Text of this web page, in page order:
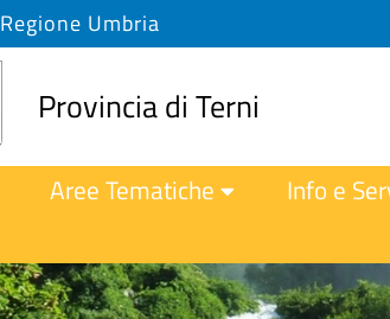
Regione Umbria
Provincia di Terni
Aree Tematiche Info e